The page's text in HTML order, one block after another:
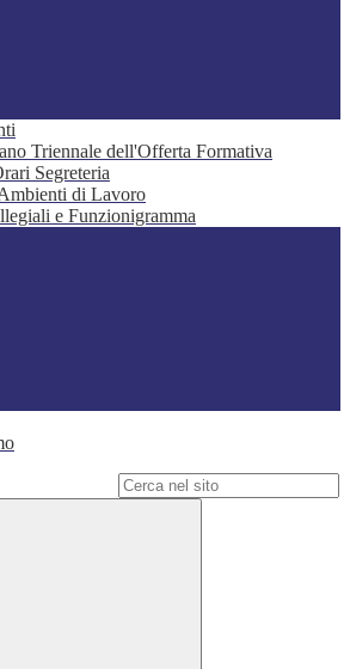
Triennale dell'Offerta Formativa
Segreteria
di Lavoro
e Funzionigramma